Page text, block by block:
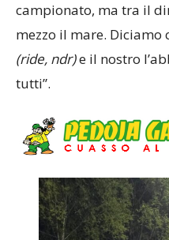
campionato, ma tra il
mezzo il mare.
(ride, ndr)e il nostro
tutti”.